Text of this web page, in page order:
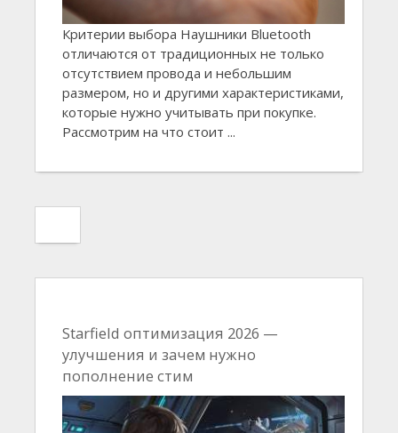
Критерии выбора Наушники Bluetooth
отличаются от традиционных не только
отсутствием провода и небольшим
размером, но и другими характеристиками,
которые нужно учитывать при покупке.
Рассмотрим на что стоит ...
Starfield оптимизация 2026 —
улучшения и зачем нужно
пополнение стим